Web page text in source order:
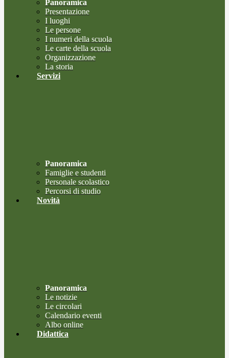
Panoramica
Presentazione
I luoghi
Le persone
I numeri della scuola
Le carte della scuola
Organizzazione
La storia
Servizi
Panoramica
Famiglie e studenti
Personale scolastico
Percorsi di studio
Novità
Panoramica
Le notizie
Le circolari
Calendario eventi
Albo online
Didattica